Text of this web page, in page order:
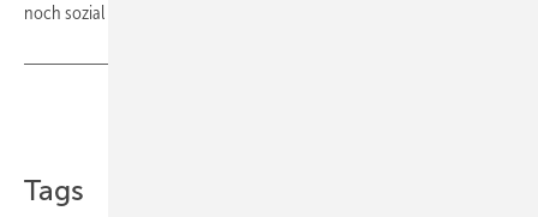
noch sozial gerecht. ■
Tags